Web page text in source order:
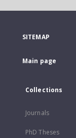
SITEMAP
Main page
Collections
Journals
PhD Theses